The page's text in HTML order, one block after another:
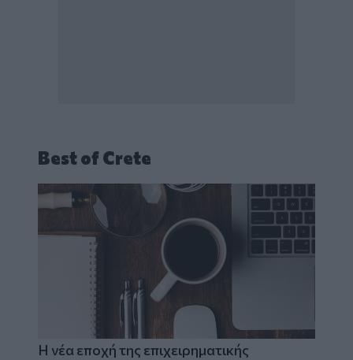
Best of Crete
Η νέα εποχή της επιχειρηματικής